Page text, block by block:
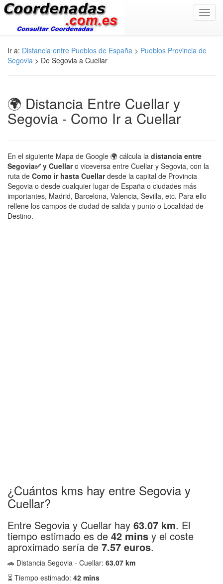
Ir a: Distancia entre Pueblos de España > Pueblos Provincia de
Segovia > De Segovia a Cuellar
🌍 Distancia Entre Cuellar y
Segovia - Como Ir a Cuellar
En el siguiente Mapa de Google 🌍 cálcula la distancia entre
Segovia✅ y Cuellaro viceversa entre Cuellar y Segovia, con la
ruta de Como ir hasta Cuellardesde la capital de Provincia
Segovia o desde cualquier lugar de España o ciudades más
importantes, Madrid, Barcelona, Valencia, Sevilla, etc. Para ello
rellene los campos de ciudad de salida y punto o Localidad de
Destino.
¿Cuántos kms hay entre Segovia y
Cuellar?
Entre Segovia y Cuellar hay 63.07 km. El
tiempo estimado es de 42 mins y el coste
aproximado sería de 7.57 euros.
🚗 Distancia Segovia - Cuellar: 63.07 km
⏳ Tiempo estimado: 42 mins